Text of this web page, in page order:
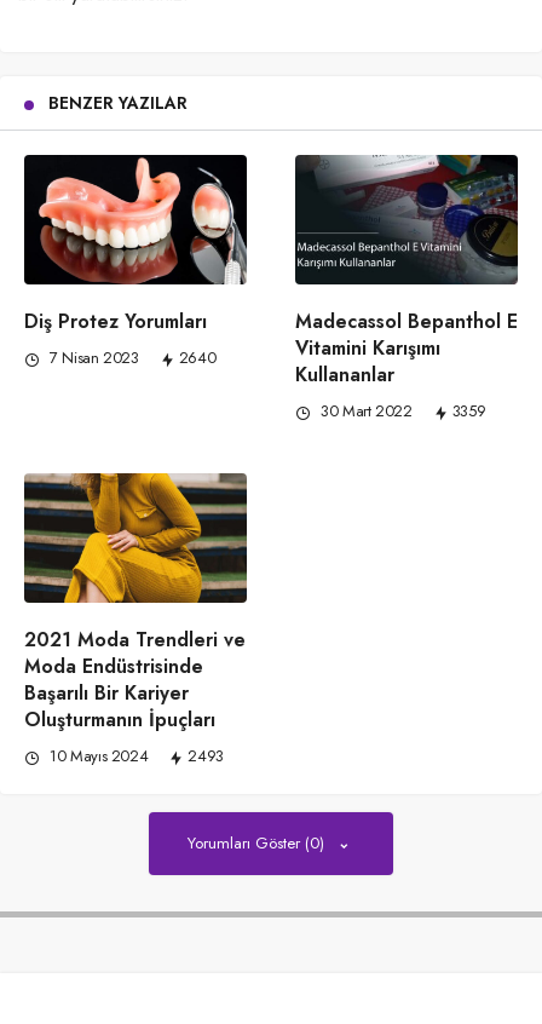
BENZER YAZILAR
Diş Protez Yorumları
7 Nisan 2023 2640
Madecassol Bepanthol E
Vitamini Karışımı
Kullananlar
30 Mart 2022 3359
2021 Moda Trendleri ve
Moda Endüstrisinde
Başarılı Bir Kariyer
Oluşturmanın İpuçları
10 Mayıs 2024 2493
Yorumları Göster (0)